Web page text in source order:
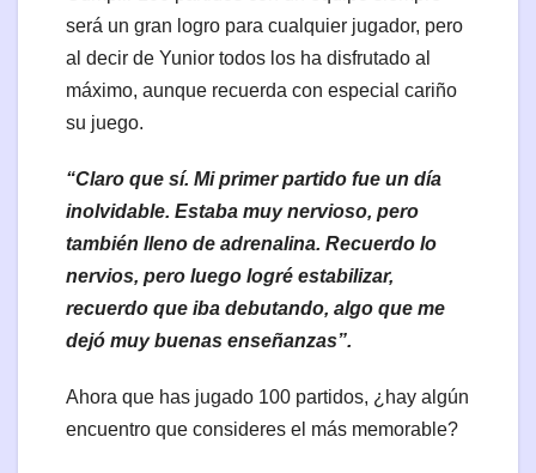
será un gran logro para cualquier jugador, pero
al decir de Yunior todos los ha disfrutado al
máximo, aunque recuerda con especial cariño
su juego.
“Claro que sí. Mi primer partido fue un día
inolvidable. Estaba muy nervioso, pero
también lleno de adrenalina. Recuerdo lo
nervios, pero luego logré estabilizar,
recuerdo que iba debutando, algo que me
dejó muy buenas enseñanzas”.
Ahora que has jugado 100 partidos, ¿hay algún
encuentro que consideres el más memorable?